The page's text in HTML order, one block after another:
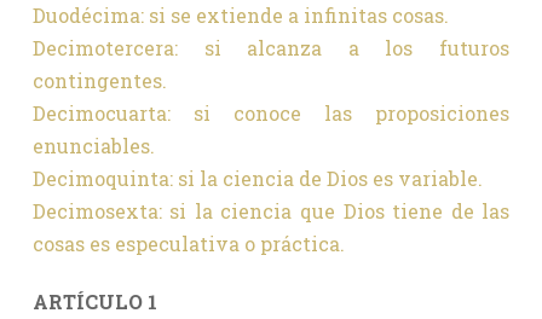
Duodécima: si se extiende a infinitas cosas.
Decimotercera: si alcanza a los futuros
contingentes.
Decimocuarta: si conoce las proposiciones
enunciables.
Decimoquinta: si la ciencia de Dios es variable.
Decimosexta: si la ciencia que Dios tiene de las
cosas es especulativa o práctica.
ARTÍCULO 1